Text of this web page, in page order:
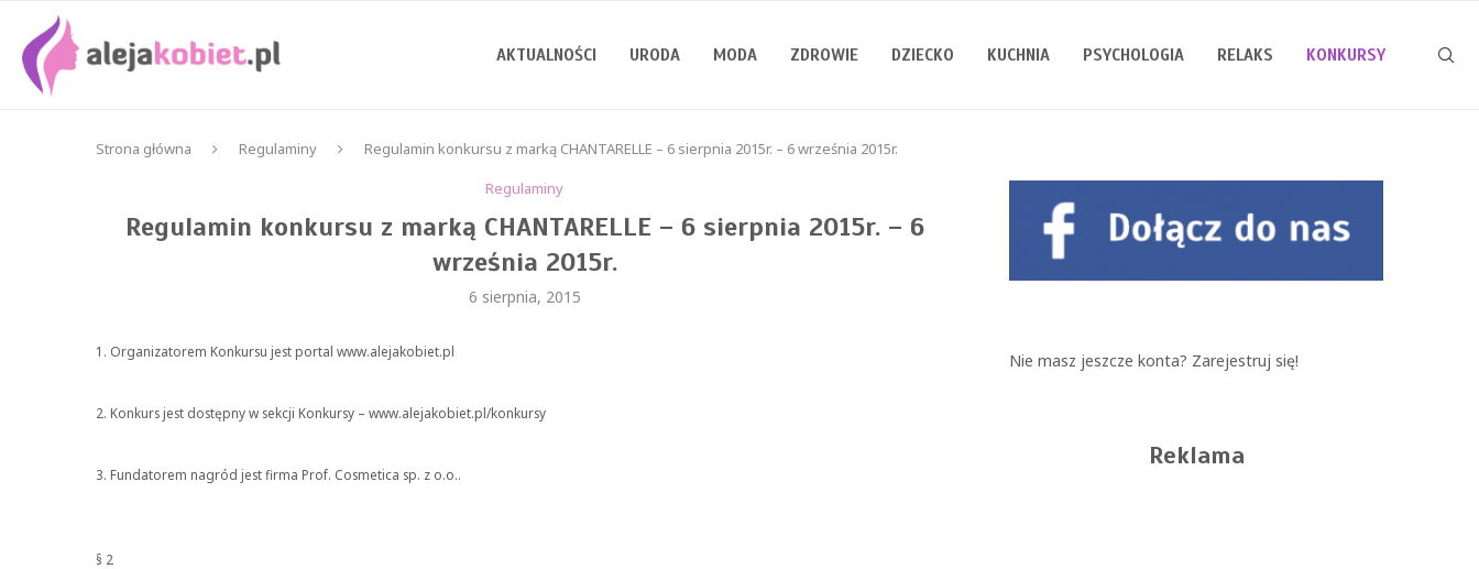
AKTUALNOŚCI URODA MODA ZDROWIE DZIECKO KUCHNIA PSYCHOLOGIA RELAKS KONKURSY
Strona główna Regulaminy
Regulamin konkursu z marką CHANTARELLE – 6 sierpnia 2015r. – 6 września 2015r.
Regulaminy
Regulamin konkursu z marką CHANTARELLE – 6 sierpnia 2015r. – 6
września 2015r.
6 sierpnia, 2015
1. Organizatorem Konkursu jest portal www.alejakobiet.pl
2. Konkurs jest dostępny w sekcji Konkursy – www.alejakobiet.pl/konkursy
3. Fundatorem nagród jest firma Prof. Cosmetica sp. z o.o..
§ 2
Nie masz jeszcze konta? Zarejestruj się!
Reklama